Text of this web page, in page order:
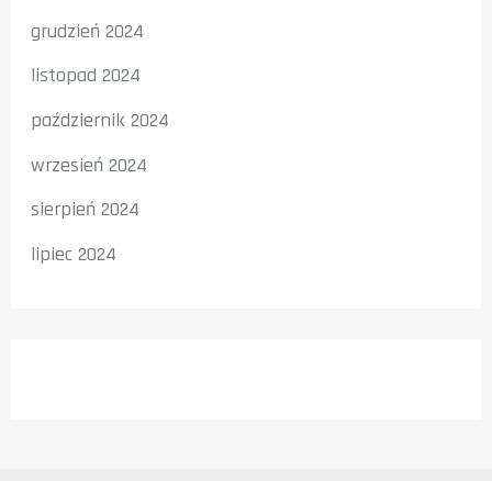
grudzień 2024
listopad 2024
październik 2024
wrzesień 2024
sierpień 2024
lipiec 2024